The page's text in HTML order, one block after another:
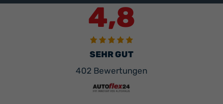
4,8
SEHR GUT
402 Bewertungen